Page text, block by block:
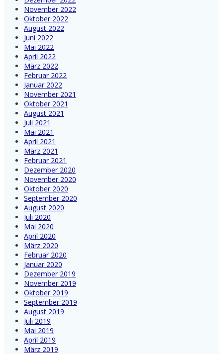
November 2022
Oktober 2022
August 2022
Juni 2022
Mai 2022
April 2022
März 2022
Februar 2022
Januar 2022
November 2021
Oktober 2021
August 2021
Juli 2021
Mai 2021
April 2021
März 2021
Februar 2021
Dezember 2020
November 2020
Oktober 2020
September 2020
August 2020
Juli 2020
Mai 2020
April 2020
März 2020
Februar 2020
Januar 2020
Dezember 2019
November 2019
Oktober 2019
September 2019
August 2019
Juli 2019
Mai 2019
April 2019
März 2019